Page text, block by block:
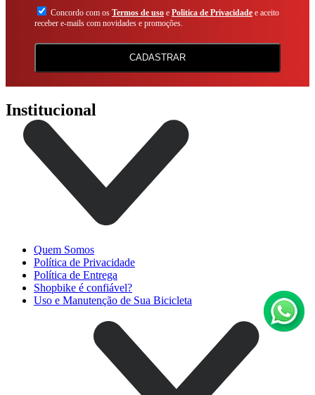
Concordo com os Termos de uso e Politica de Privacidade e aceito
receber e-mails com novidades e promoções.
CADASTRAR
Institucional
Quem Somos
Política de Privacidade
Política de Entrega
Shopbike é confiável?
Uso e Manutenção de Sua Bicicleta